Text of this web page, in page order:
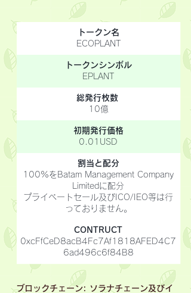
トークン名
ECOPLANT
トークンシンボル
EPLANT
総発行枚数
10億
初期発行価格
0.01USD
割当と配分
100%をBatam Management Company
Limitedに配分
​プライベートセール及びICO/IEO等は行
っておりません。
CONTRUCT
0xcFfCeD8acB4Fc7Af1818AFED4C7
6ad496c6f84B8
ブロックチェーン: ソラナチェーン及びイ